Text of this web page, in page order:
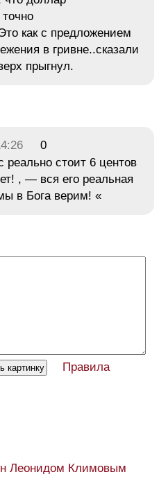
как с предложением
в гривне..сказали
прыгнул.
0
стоит 6 центов
, — вся его реальная
в Бога верим! «
Правила
Леонидом Климовым